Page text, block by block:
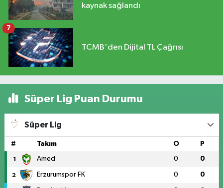
kaynak sağlandı
TCMB'den Dijital TL Çağrısı
7
Süper Lig Puan Durumu
Süper Lig
# Takım O P
1 Amed 0 0
2 Erzurumspor FK 0 0